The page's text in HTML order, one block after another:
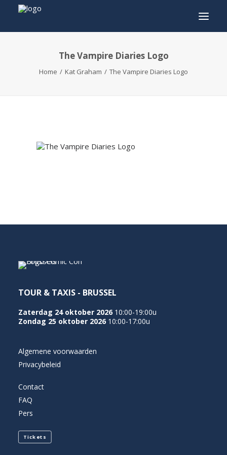
INFO
PROGRAMMA
The Vampire Diaries Logo
Home Kat Graham The Vampire Diaries Logo
TOUR & TAXIS - BRUSSEL
Zaterdag 24 oktober 2026 10:00-19:00u
Zondag 25 oktober 2026 10:00-17:00u
Algemene voorwaarden
Privacybeleid
Contact
FAQ
Pers
Tickets